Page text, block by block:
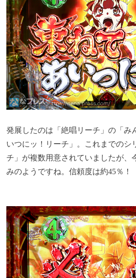
発展したのは「絶唱リーチ」の「み
いつにッ！リーチ」。これまでのシ
チ」が複数用意されていましたが、
みのようですね。信頼度は約45％！